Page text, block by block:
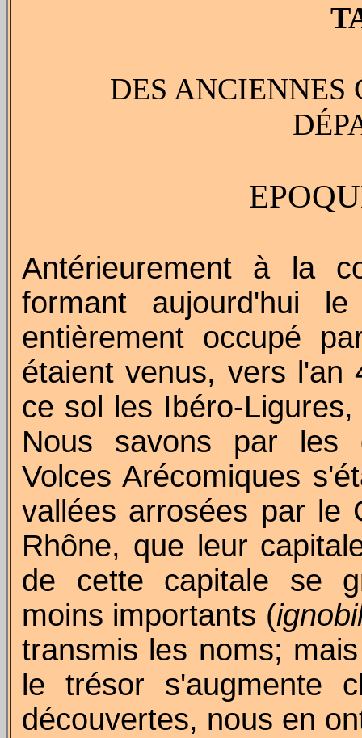
DES ANCIENNES
Antérieurement à la
formant aujourd'hui
entièrement occupé
étaient venus, vers l'an
ce sol les Ibéro-Ligures,
Nous savons par les
Volces Arécomiques
vallées arrosées par le
Rhône, que leur
de cette capitale se
moins importants (
transmis les noms;
le trésor s'augmente
découvertes, nous en